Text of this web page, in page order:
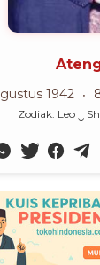
Sepakbola
Berita 20/07/2026
Melangitkan
Langit
Supranalar 25/06/